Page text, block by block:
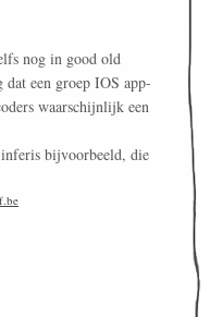
nog in good old
een groep IOS app-
waarschijnlijk een
bijvoorbeeld, die